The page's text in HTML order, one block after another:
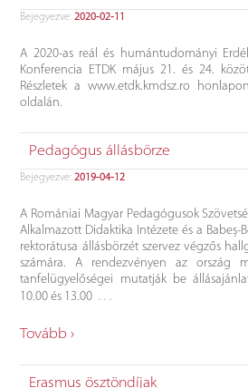
Bejegyezve:2020-02-11
A 2020-as reál és humántudományi
Konferencia ETDK május 21. és 24.
Részletek a www.etdk.kmdsz.ro
oldalán.
Pedagógus állásbörze
Bejegyezve:2019-04-12
A Romániai Magyar Pedagógusok
Alkalmazott Didaktika Intézete és a Babeș-
rektorátusa állásbörzét szervez végzős
számára. A rendezvényen az ország
tanfelügyelőségei mutatják be
10.00 és 13.00 …
Tovább ›
Erasmus ösztöndíjak